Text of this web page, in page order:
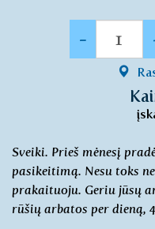
-
Sveiki. Prieš mėnesį
pasikeitimą. Nesu toks
prakaituoju. Geriu jūsų
rūšių arbatos per dieną,